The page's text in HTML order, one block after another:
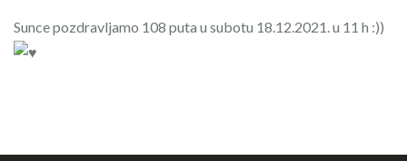
Sunce pozdravljamo 108 puta u subotu 18.12.2021. u 11 h :))